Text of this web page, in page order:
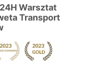
Warsztat
Transport